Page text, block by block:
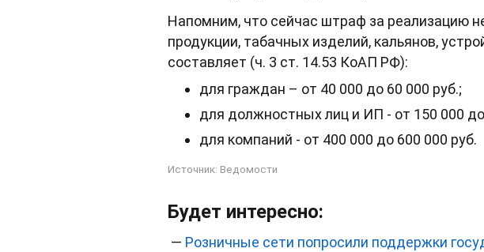
Напомним, что сейчас штраф за реализацию
продукции, табачных изделий, кальянов,
составляет (ч. 3 ст. 14.53 КоАП РФ):
для граждан – от 40 000 до 60 000 руб.;
для должностных лиц и ИП - от 150 000 до
для компаний - от 400 000 до 600 000 руб.
Источник: Ведомости
Будет интересно:
— Розничные сети попросили поддержки